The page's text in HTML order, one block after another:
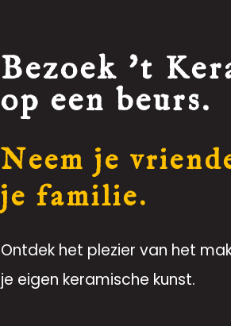
Bezoek 't
op een beurs.
Neem je
je familie.
Ontdek het plezier van het
je eigen keramische kunst.